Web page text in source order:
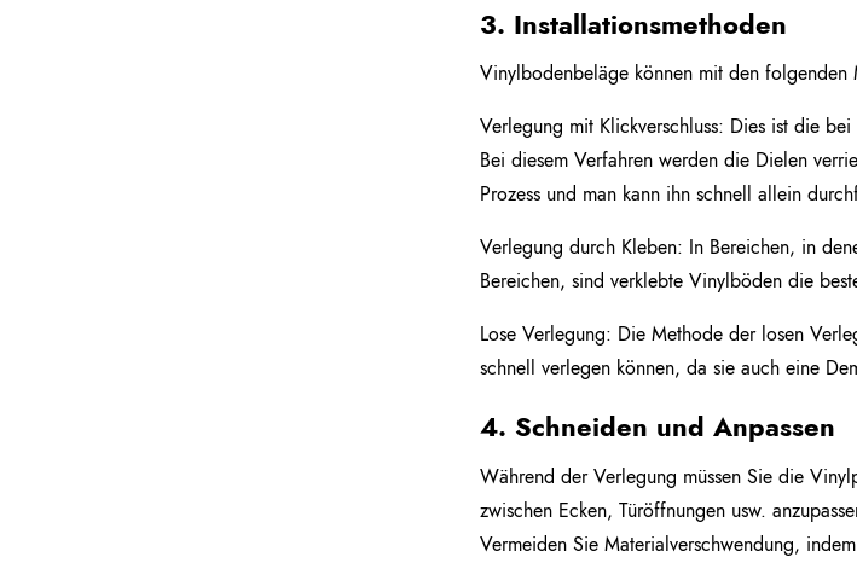
3. Installationsmethoden
Vinylbodenbeläge können mit den folgenden
Verlegung mit Klickverschluss: Dies ist die
Bei diesem Verfahren werden die Dielen
Prozess und man kann ihn schnell allein
Verlegung durch Kleben: In Bereichen, in
Bereichen, sind verklebte Vinylböden die
Lose Verlegung: Die Methode der losen
schnell verlegen können, da sie auch eine
4. Schneiden und Anpassen
Während der Verlegung müssen Sie die
zwischen Ecken, Türöffnungen usw.
Vermeiden Sie Materialverschwendung,